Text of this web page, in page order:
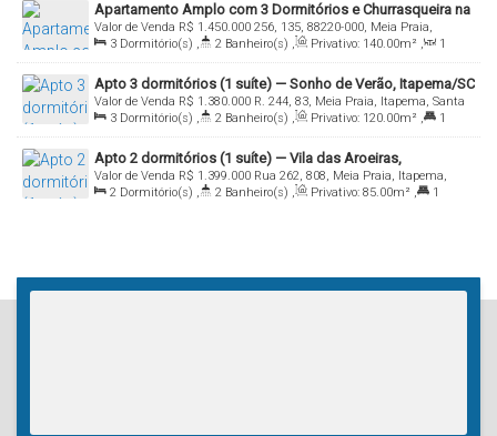
Apartamento Amplo com 3 Dormitórios e Churrasqueira na
Sacada – Meia Praia
R$ 1.450.000
Valor de Venda
256, 135, 88220-000, Meia Praia,
Itapema, Santa Catarina, Brasil
3 Dormitório(s) , 2 Banheiro(s) , Privativo: 140.00m² ,
1
Sala(s) , 1 Suíte(s) , Total: 140.00m² , 1 Vaga(s)
Apto 3 dormitórios (1 suíte) — Sonho de Verão, Itapema/SC
R$ 1.380.000
Valor de Venda
R. 244, 83, Meia Praia, Itapema, Santa
Catarina, Brasil
3 Dormitório(s) , 2 Banheiro(s) , Privativo: 120.00m² ,
1
Suíte(s) , 1 Vaga(s)
Apto 2 dormitórios (1 suíte) — Vila das Aroeiras,
Itapema/SC
R$ 1.399.000
Valor de Venda
Rua 262, 808, Meia Praia, Itapema,
Santa Catarina, Brasil
2 Dormitório(s) , 2 Banheiro(s) , Privativo: 85.00m² ,
1